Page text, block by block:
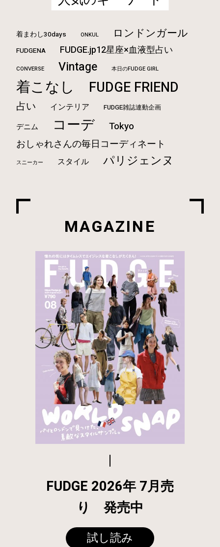
着まわし30days ONKUL ロンドンガール
FUDGENA FUDGE.jp12星座×血液型占い
CONVERSE Vintage 本日のFUDGE GIRL
着こなし FUDGE FRIEND
占い インテリア FUDGE雑誌連動企画
デニム コーデ
Tokyo
おしゃれさんの毎日コーディネート
スニーカー スタイル パリジェンヌ
MAGAZINE
FUDGE 2026年 7月売
り 発売中
試し読み